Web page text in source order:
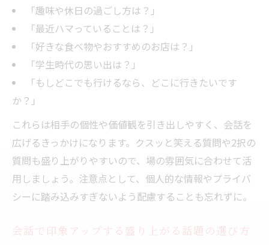
「趣味や休日の過ごし方は？」
「最近ハマっていることは？」
「好きな食べ物やおすすめのお店は？」
「学生時代の思い出は？」
「もしどこでも行けるなら、どこに行きたいです
か？」
これらは相手の個性や価値観を引き出しやすく、会話を
広げるきっかけになります。クスッと笑える質問や2択の
質問も盛り上がりやすいので、場の雰囲気に合わせて活
用しましょう。注意点として、個人的な情報やプライバ
シーに踏み込みすぎないよう配慮することも忘れずに。
会話で印象アップする盛り上がる話題の選び方